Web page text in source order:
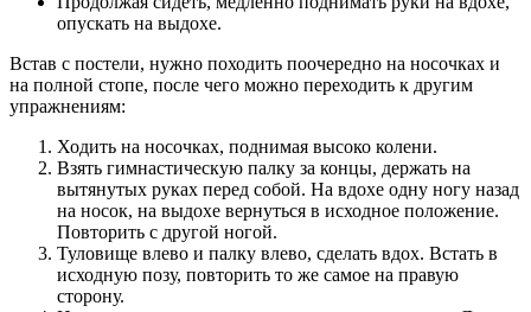
опускать на выдохе.
Встав с постели, нужно походить поочередно на носочках и
на полной стопе, после чего можно переходить к другим
упражнениям:
Ходить на носочках, поднимая высоко колени.
Взять гимнастическую палку за концы, держать на
вытянутых руках перед собой. На вдохе одну ногу назад
на носок, на выдохе вернуться в исходное положение.
Повторить с другой ногой.
Туловище влево и палку влево, сделать вдох. Встать в
исходную позу, повторить то же самое на правую
сторону.